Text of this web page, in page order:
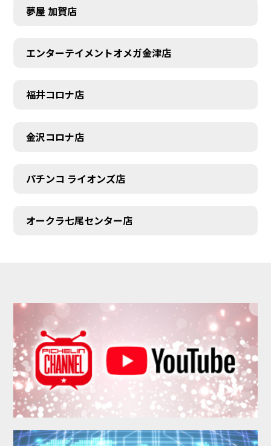
夢屋 加賀店
エンターテイメントオメガ金津店
福井コロナ店
金沢コロナ店
パチンコ ライオンズ店
オークラ七尾センター店